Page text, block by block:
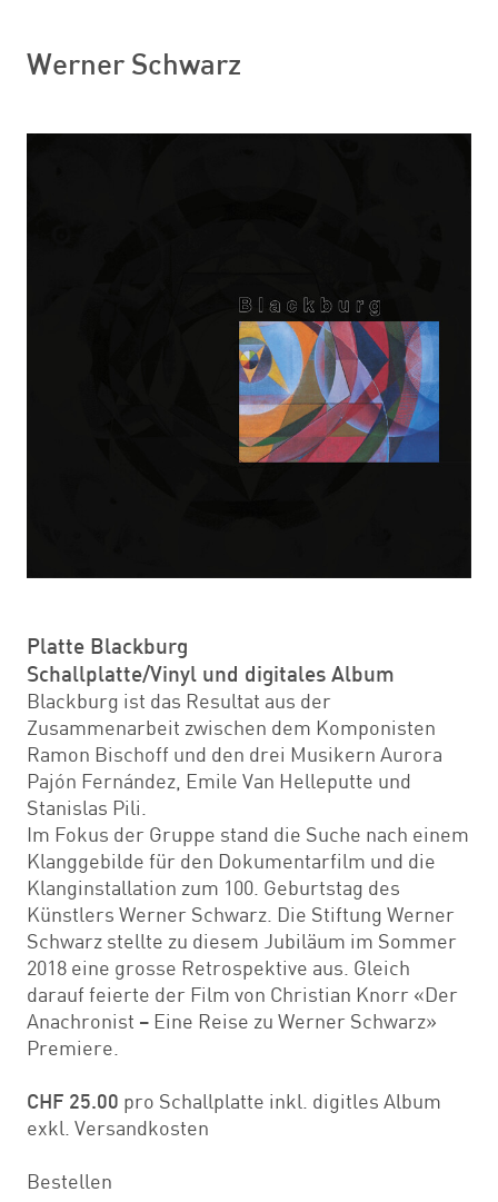
Werner Schwarz
Platte Blackburg
Schallplatte/Vinyl und digitales Album
Blackburg ist das Resultat aus der
Zusammenarbeit zwischen dem Komponisten
Ramon Bischoff und den drei Musikern Aurora
Pajón Fernández, Emile Van Helleputte und
Stanislas Pili.
Im Fokus der Gruppe stand die Suche nach einem
Klanggebilde für den Dokumentarfilm und die
Klanginstallation zum 100. Geburtstag des
Künstlers Werner Schwarz. Die Stiftung Werner
Schwarz stellte zu diesem Jubiläum im Sommer
2018 eine grosse Retrospektive aus. Gleich
darauf feierte der Film von Christian Knorr «Der
Anachronist – Eine Reise zu Werner Schwarz»
Premiere.
CHF 25.00 pro Schallplatte inkl. digitles Album
exkl. Versandkosten
Bestellen